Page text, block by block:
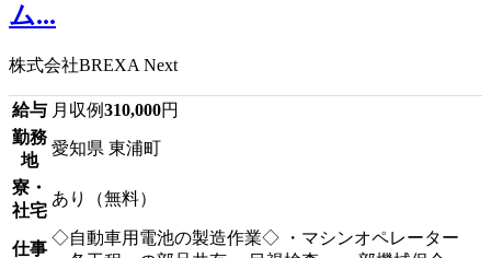
ム...
株式会社BREXA Next
給与 月収例310,000円
勤務
地
愛知県 東浦町
寮・
社宅
あり（無料）
仕事
◇自動車用電池の製造作業◇ ・マシンオペレーター